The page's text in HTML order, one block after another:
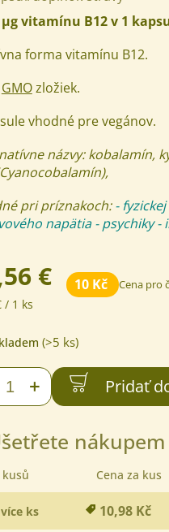
10 Kč Cena pro
€
/ 1 ks
(>5 ks)
+ Pridať
kusů Cena za kus
ks 10,98 Kč
µg vitamínu B12 v 1
forma vitamínu B12.
GMOzložiek.
vhodné pre vegánov.
názvy: kobalamín,
pri príznakoch:-
napätia- psychiky-